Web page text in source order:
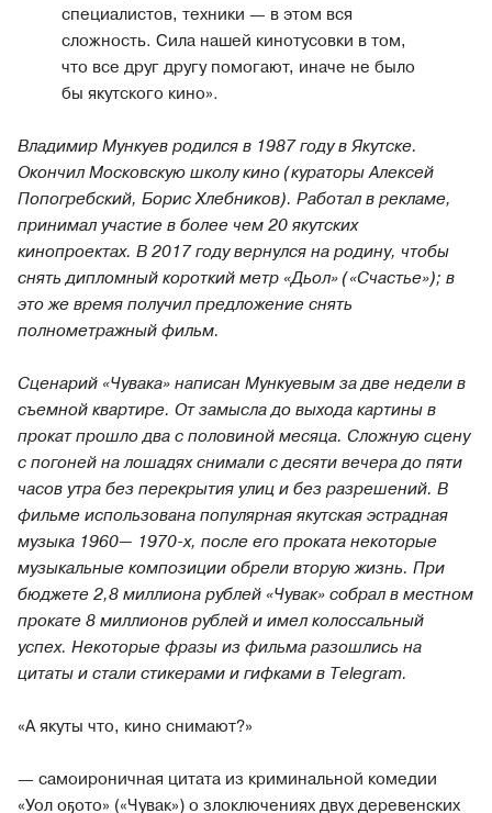
специалистов, техники — в этом вся
сложность. Сила нашей кинотусовки в том,
что все друг другу помогают, иначе не было
бы якутского кино».
Владимир Мункуев родился в 1987 году в Якутске.
Окончил Московскую школу кино (кураторы Алексей
Попогребский, Борис Хлебников). Работал в рекламе,
принимал участие в более чем 20 якутских
кинопроектах. В 2017 году вернулся на родину, чтобы
снять дипломный короткий метр «Дьол» («Счастье»); в
это же время получил предложение снять
полнометражный фильм.
Сценарий «Чувака» написан Мункуевым за две недели в
съемной квартире. От замысла до выхода картины в
прокат прошло два с половиной месяца. Сложную сцену
с погоней на лошадях снимали с десяти вечера до пяти
часов утра без перекрытия улиц и без разрешений. В
фильме использована популярная якутская эстрадная
музыка 1960— 1970-х, после его проката некоторые
музыкальные композиции обрели вторую жизнь. При
бюджете 2,8 миллиона рублей «Чувак» собрал в местном
прокате 8 миллионов рублей и имел колоссальный
успех. Некоторые фразы из фильма разошлись на
цитаты и стали стикерами и гифками в Telegram.
«А якуты что, кино снимают?»
— самоироничная цитата из криминальной комедии
«Уол оҕото» («Чувак») о злоключениях двух деревенских